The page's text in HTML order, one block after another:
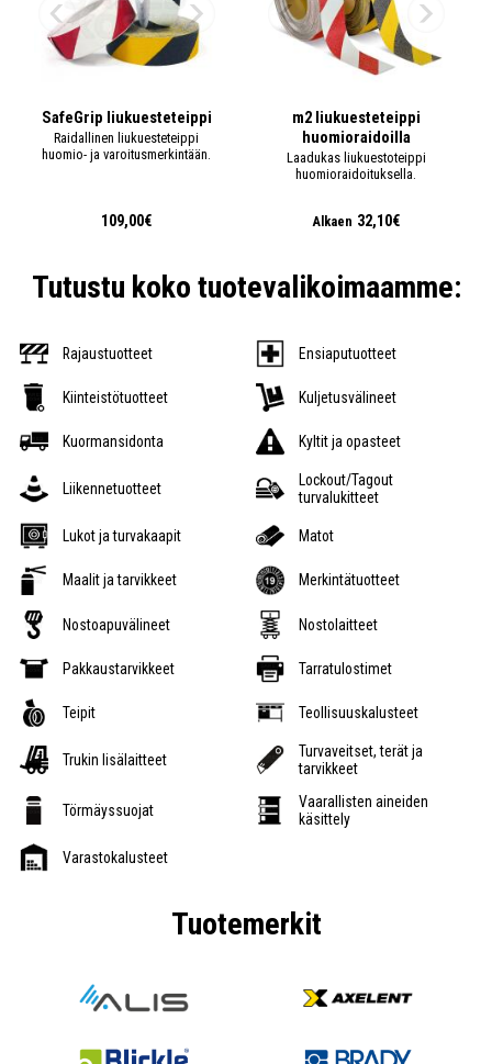
SafeGrip liukuesteteippi
Raidallinen liukuesteteippi
huomio- ja varoitusmerkintään.
109,00€
m2 liukuesteteippi
huomioraidoilla
Laadukas liukuestoteippi
huomioraidoituksella.
Alkaen 32,10€
Tutustu koko tuotevalikoimaamme:
Rajaustuotteet Ensiaputuotteet
Kiinteistötuotteet Kuljetusvälineet
Kuormansidonta Kyltit ja opasteet
Liikennetuotteet
Lockout/Tagout
turvalukitteet
Lukot ja turvakaapit Matot
Maalit ja tarvikkeet Merkintätuotteet
Nostoapuvälineet Nostolaitteet
Pakkaustarvikkeet Tarratulostimet
Teipit Teollisuuskalusteet
Trukin lisälaitteet
Turvaveitset, terät ja
tarvikkeet
Törmäyssuojat
Vaarallisten aineiden
käsittely
Varastokalusteet
Tuotemerkit